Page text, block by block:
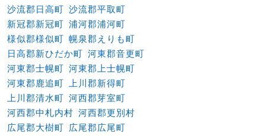
沙流郡日高町 沙流郡平取町
新冠郡新冠町 浦河郡浦河町
様似郡様似町 幌泉郡えりも町
日高郡新ひだか町 河東郡音更町
河東郡士幌町 河東郡上士幌町
河東郡鹿追町
上川郡新得町
上川郡清水町 河西郡芽室町
河西郡中札内村 河西郡更別村
広尾郡大樹町 広尾郡広尾町